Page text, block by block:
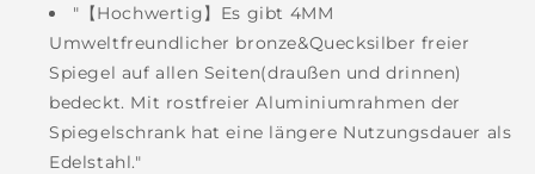
"【Hochwertig】Es gibt 4MM
Umweltfreundlicher bronze&Quecksilber freier
Spiegel auf allen Seiten(draußen und drinnen)
bedeckt. Mit rostfreier Aluminiumrahmen der
Spiegelschrank hat eine längere Nutzungsdauer als
Edelstahl."